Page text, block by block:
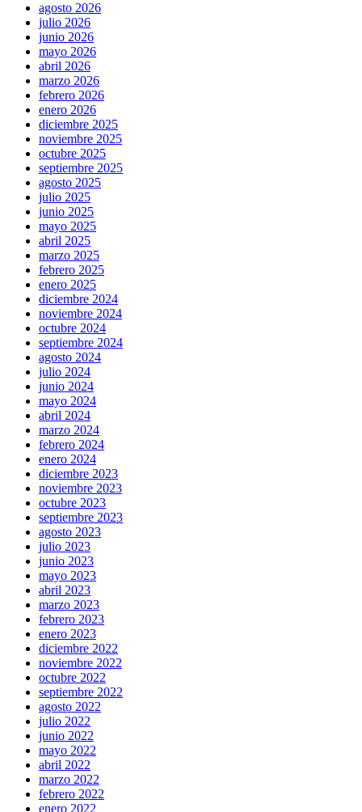
agosto 2026
julio 2026
junio 2026
mayo 2026
abril 2026
marzo 2026
febrero 2026
enero 2026
diciembre 2025
noviembre 2025
octubre 2025
septiembre 2025
agosto 2025
julio 2025
junio 2025
mayo 2025
abril 2025
marzo 2025
febrero 2025
enero 2025
diciembre 2024
noviembre 2024
octubre 2024
septiembre 2024
agosto 2024
julio 2024
junio 2024
mayo 2024
abril 2024
marzo 2024
febrero 2024
enero 2024
diciembre 2023
noviembre 2023
octubre 2023
septiembre 2023
agosto 2023
julio 2023
junio 2023
mayo 2023
abril 2023
marzo 2023
febrero 2023
enero 2023
diciembre 2022
noviembre 2022
octubre 2022
septiembre 2022
agosto 2022
julio 2022
junio 2022
mayo 2022
abril 2022
marzo 2022
febrero 2022
enero 2022